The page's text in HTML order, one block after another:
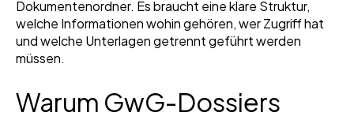
Dokumentenordner. Es braucht eine klare Struktur,
welche Informationen wohin gehören, wer Zugriff hat
und welche Unterlagen getrennt geführt werden
müssen.
Warum GwG-Dossiers